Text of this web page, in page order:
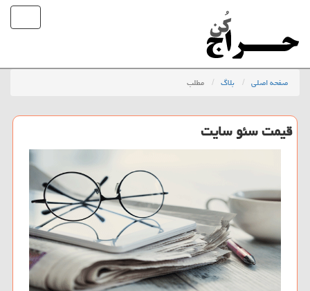
صفحه اصلی بلاگ مطلب
قیمت سئو سایت